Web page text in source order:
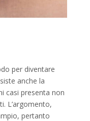
per diventare
anche la
casi presenta non
L’argomento,
pertanto